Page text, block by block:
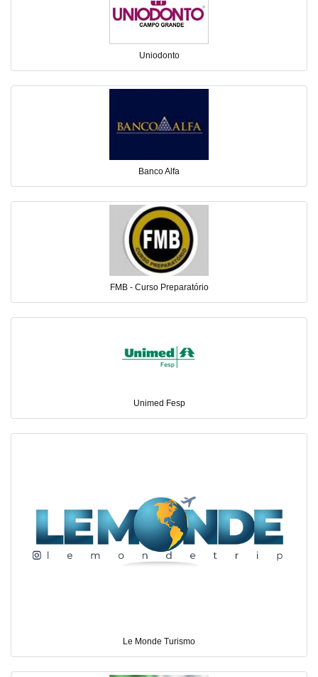
Uniodonto
Banco Alfa
FMB - Curso Preparatório
Unimed Fesp
Le Monde Turismo